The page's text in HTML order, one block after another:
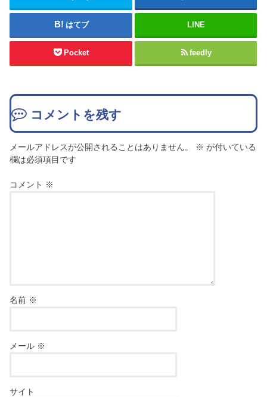
はてブ LINE
Pocket feedly
コメントを残す
メールアドレスが公開されることはありません。 ※ が付いている
欄は必須項目です
コメント ※
名前 ※
メール ※
サイト